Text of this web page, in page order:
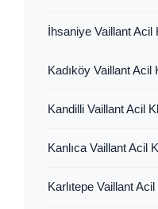
İhsaniye Vaillant Acil
Kadıköy Vaillant Acil
Kandilli Vaillant Acil
Kanlıca Vaillant Acil
Karlıtepe Vaillant